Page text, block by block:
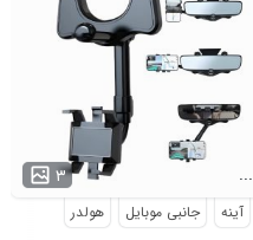
۳ ...
آینه جانبی موبایل هولدر